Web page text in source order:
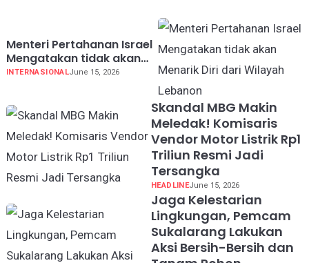
Menteri Pertahanan Israel
Mengatakan tidak akan
Menarik Diri dari Wilayah
INTERNASIONALJune 15, 2026
Skandal MBG Makin
Meledak! Komisaris
Vendor Motor Listrik Rp1
Triliun Resmi Jadi
Tersangka
HEADLINEJune 15, 2026
Jaga Kelestarian
Lingkungan, Pemcam
Sukalarang Lakukan
Aksi Bersih-Bersih dan